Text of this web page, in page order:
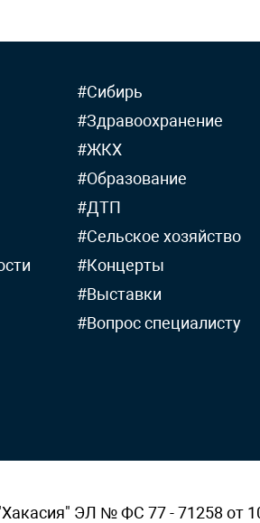
#Сибирь
#Здравоохранение
#ЖКХ
#Образование
#ДТП
#Сельское хозяйство
#Концерты
#Выставки
#Вопрос специалисту
ЭЛ № ФС 77 - 71258 от